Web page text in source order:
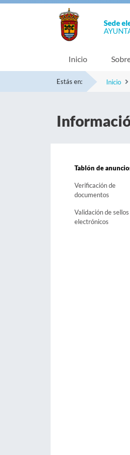
Sede
Inicio
Estás en: Inicio
Tablón de
Verificación de
documentos
Validación de sellos
electrónicos